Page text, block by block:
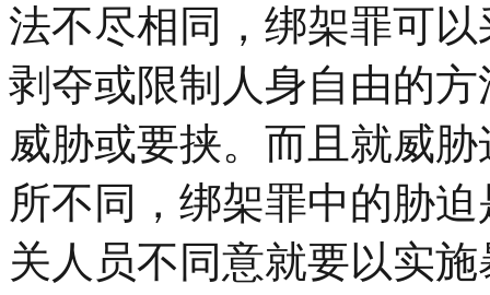
法不尽相同，绑架罪可
剥夺或限制人身自由的
威胁或要挟。而且就威
所不同，绑架罪中的胁
关人员不同意就要以实